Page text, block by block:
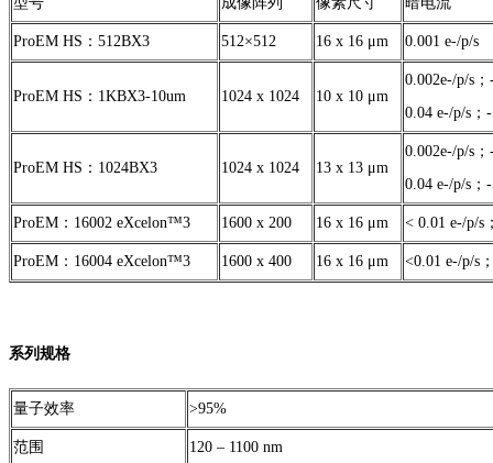
ProEM HS：512BX3 512×512 16 x 16 μm 0.001 e-/p/s
ProEM HS：1KBX3-10um 1024 x 1024 10 x 10 μm
0.002e-/p/s
0.04 e-/p/s
ProEM HS：1024BX3 1024 x 1024 13 x 13 μm
0.002e-/p/s
0.04 e-/p/s
ProEM：16002 eXcelon™3 1600 x 200 16 x 16 μm < 0.01 e-/p/s
ProEM：16004 eXcelon™3 1600 x 400 16 x 16 μm <0.01 e-/p/s
系列规格
量子效率 >95%
范围 120 – 1100 nm